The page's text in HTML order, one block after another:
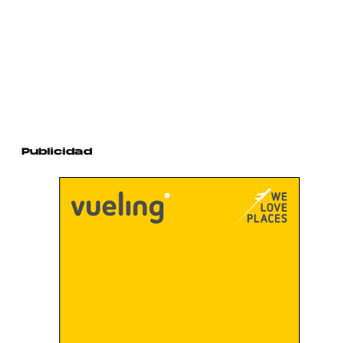
Publicidad